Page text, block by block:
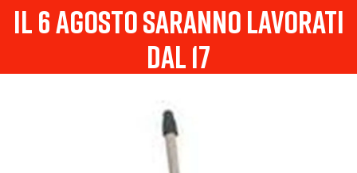
il 6 agosto saranno lavorati
dal 17